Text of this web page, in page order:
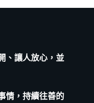
、讓人放心，並
情，持續往善的